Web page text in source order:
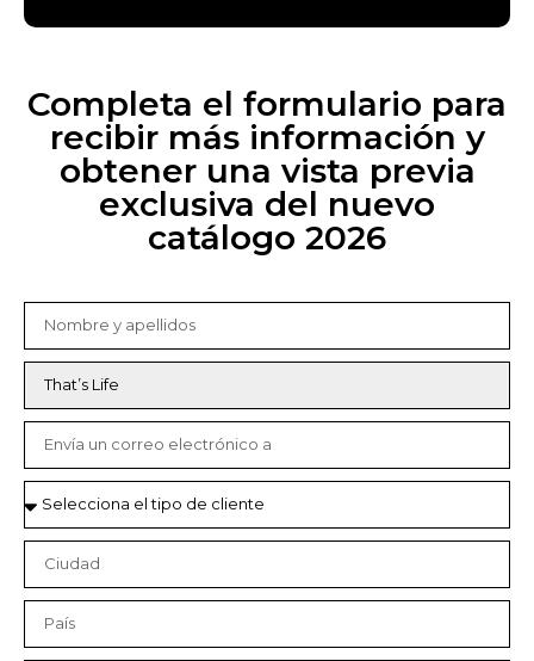
Completa el formulario para
recibir más información y
obtener una vista previa
exclusiva del nuevo
catálogo 2026